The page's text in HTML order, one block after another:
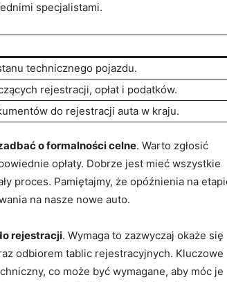
specjalistami.
technicznego pojazdu.
rejestracji, opłat i podatków.
do rejestracji auta w kraju.
o formalności celne. Warto zgłosić
opłaty. Dobrze jest mieć wszystkie
proces. Pamiętajmy, że opóźnienia na
na nasze nowe auto.
rejestracji. Wymaga to zazwyczaj okaże się
odbiorem tablic rejestracyjnych. Kluczowe
co może być wymagane, aby móc je